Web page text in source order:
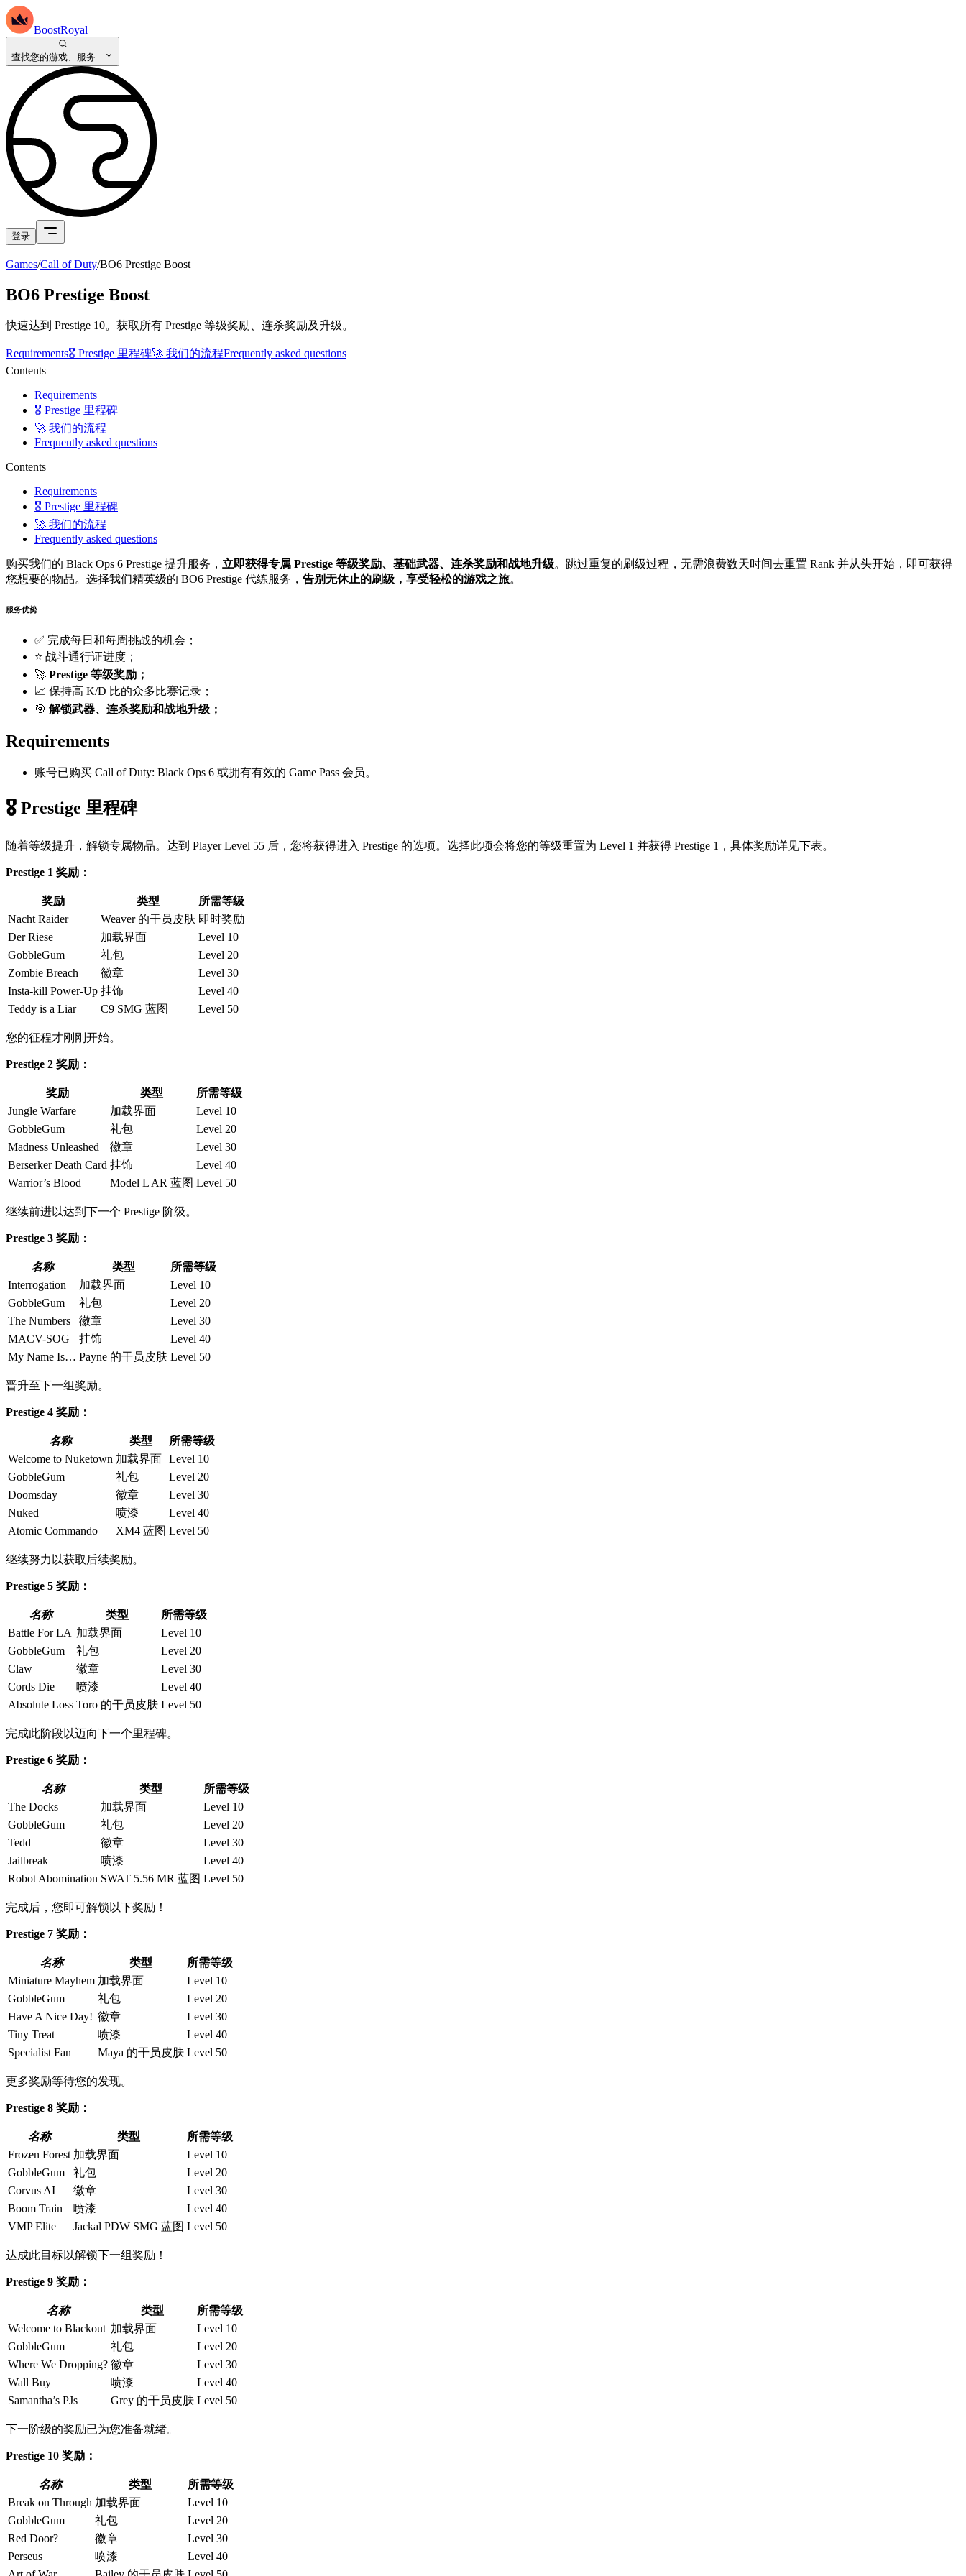
BoostRoyal
查找您的游戏、服务...
登录
Games/Call of Duty/BO6 Prestige Boost
BO6 Prestige Boost
快速达到 Prestige 10。获取所有 Prestige 等级奖励、连杀奖励及升级。
Requirements🎖️ Prestige 里程碑🚀 我们的流程Frequently asked questions
Contents
Requirements
🎖️ Prestige 里程碑
🚀 我们的流程
Frequently asked questions
Contents
Requirements
🎖️ Prestige 里程碑
🚀 我们的流程
Frequently asked questions
购买我们的 Black Ops 6 Prestige 提升服务， 立即获得专属 Prestige 等级奖励、基础武器、连杀奖励和战地升级。跳过重复的刷级过程，无需浪费数天时间去重置 Rank 并从头开始，即可获得
您想要的物品。选择我们精英级的 BO6 Prestige 代练服务， 告别无休止的刷级，享受轻松的游戏之旅。
服务优势
✅ 完成每日和每周挑战的机会；
⭐ 战斗通行证进度；
🚀 Prestige 等级奖励；
📈 保持高 K/D 比的众多比赛记录；
🎯 解锁武器、连杀奖励和战地升级；
Requirements
账号已购买 Call of Duty: Black Ops 6 或拥有有效的 Game Pass 会员。
🎖️ Prestige 里程碑
随着等级提升，解锁专属物品。达到 Player Level 55 后，您将获得进入 Prestige 的选项。选择此项会将您的等级重置为 Level 1 并获得 Prestige 1，具体奖励详见下表。
Prestige 1 奖励：
奖励 类型
所需等级
Nacht Raider
Weaver 的干员皮肤 即时奖励
Der Riese
加载界面
Level 10
GobbleGum
礼包
Level 20
Zombie Breach
徽章
Level 30
Insta-kill Power-Up 挂饰
Level 40
Teddy is a Liar
C9 SMG 蓝图 Level 50
您的征程才刚刚开始。
Prestige 2 奖励：
奖励 类型
所需等级
Jungle Warfare
加载界面
Level 10
GobbleGum
礼包
Level 20
Madness Unleashed
徽章
Level 30
Berserker Death Card 挂饰
Level 40
Warrior’s Blood
Model L AR 蓝图 Level 50
继续前进以达到下一个 Prestige 阶级。
Prestige 3 奖励：
名称 类型
所需等级
Interrogation
加载界面
Level 10
GobbleGum
礼包
Level 20
The Numbers
徽章
Level 30
MACV-SOG
挂饰
Level 40
My Name Is… Payne 的干员皮肤 Level 50
晋升至下一组奖励。
Prestige 4 奖励：
名称 类型
所需等级
Welcome to Nuketown 加载界面 Level 10
GobbleGum
礼包
Level 20
Doomsday
徽章
Level 30
Nuked
喷漆
Level 40
Atomic Commando
XM4 蓝图 Level 50
继续努力以获取后续奖励。
Prestige 5 奖励：
名称 类型
所需等级
Battle For LA 加载界面
Level 10
GobbleGum
礼包
Level 20
Claw
徽章
Level 30
Cords Die
喷漆
Level 40
Absolute Loss Toro 的干员皮肤 Level 50
完成此阶段以迈向下一个里程碑。
Prestige 6 奖励：
名称 类型
所需等级
The Docks
加载界面
Level 10
GobbleGum
礼包
Level 20
Tedd
徽章
Level 30
Jailbreak
喷漆
Level 40
Robot Abomination SWAT 5.56 MR 蓝图 Level 50
完成后，您即可解锁以下奖励！
Prestige 7 奖励：
名称 类型
所需等级
Miniature Mayhem 加载界面
Level 10
GobbleGum
礼包
Level 20
Have A Nice Day! 徽章
Level 30
Tiny Treat
喷漆
Level 40
Specialist Fan
Maya 的干员皮肤 Level 50
更多奖励等待您的发现。
Prestige 8 奖励：
名称 类型
所需等级
Frozen Forest 加载界面
Level 10
GobbleGum
礼包
Level 20
Corvus AI
徽章
Level 30
Boom Train
喷漆
Level 40
VMP Elite
Jackal PDW SMG 蓝图 Level 50
达成此目标以解锁下一组奖励！
Prestige 9 奖励：
名称 类型
所需等级
Welcome to Blackout 加载界面
Level 10
GobbleGum
礼包
Level 20
Where We Dropping? 徽章
Level 30
Wall Buy
喷漆
Level 40
Samantha’s PJs
Grey 的干员皮肤 Level 50
下一阶级的奖励已为您准备就绪。
Prestige 10 奖励：
名称 类型
所需等级
Break on Through 加载界面
Level 10
GobbleGum
礼包
Level 20
Red Door?
徽章
Level 30
Perseus
喷漆
Level 40